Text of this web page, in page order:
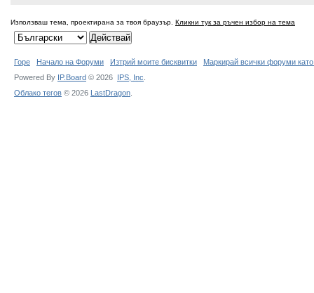
Използваш тема, проектирана за твоя браузър. Кликни тук за ръчен избор на тема
Горе Начало на Форуми Изтрий моите бисквитки
Маркирай всички форуми
Powered By IP.Board © 2026 IPS, Inc
Облако тегов © 2026 LastDragon